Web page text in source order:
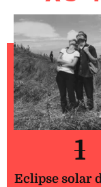
1
Eclipse solar